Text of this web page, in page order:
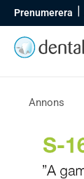
Prenumerera